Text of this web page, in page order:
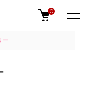
0
ー